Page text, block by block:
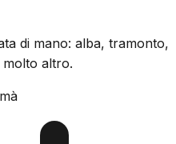
di mano: alba, tramonto,
altro.